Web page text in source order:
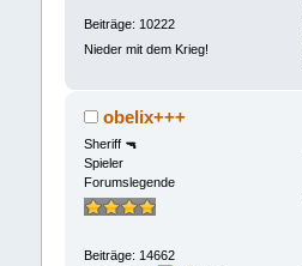
Beiträge: 10222
Nieder mit dem Krieg!
obelix+++
Sheriff 🔫
Spieler
Forumslegende
Beiträge: 14662